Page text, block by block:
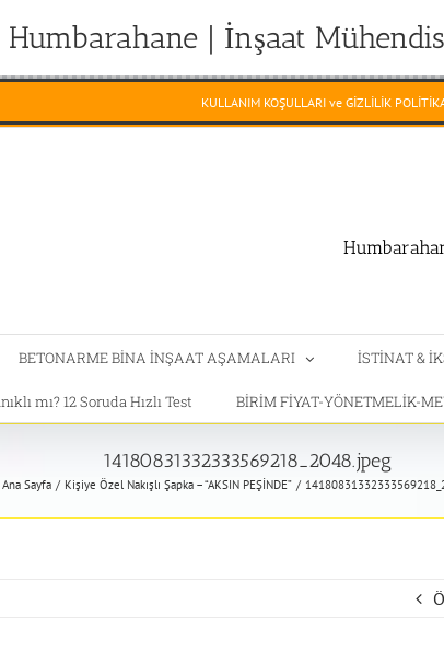
Humbarahane | İnşaat
KULLANIM KOŞULLARI ve GİZLİLİK
BETONARME BİNA İNŞAAT AŞAMALARI İSTİNAT &
mı? 12 Soruda Hızlı Test BİRİM FİYAT-YÖNETMELİK-
14180831332333569218_2048.jpeg
Ana Sayfa Kişiye Özel Nakışlı Şapka – “AKSIN PEŞİNDE”